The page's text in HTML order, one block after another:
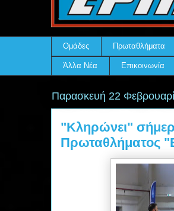
Ομάδες Πρωταθλήματα
Άλλα Νέα Επικοινωνία
Παρασκευή 22
"Κληρώνει"
Πρωταθλήματος